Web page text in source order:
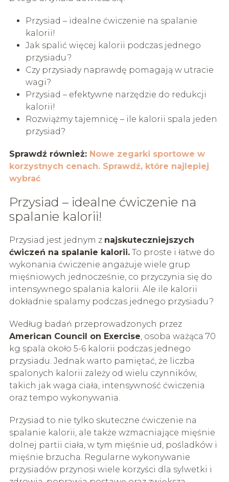
Przysiad – idealne ćwiczenie na spalanie
kalorii!
Jak spalić więcej kalorii podczas jednego
przysiadu?
Czy przysiady naprawdę pomagają w utracie
wagi?
Przysiad – efektywne narzędzie do redukcji
kalorii!
Rozwiążmy tajemnicę – ile kalorii spala jeden
przysiad?
Sprawdź również: Nowe zegarki sportowe w
korzystnych cenach. Sprawdź, które najlepiej
wybrać
Przysiad – idealne ćwiczenie na
spalanie kalorii!
Przysiad jest jednym z najskuteczniejszych
ćwiczeń na spalanie kalorii.To proste i łatwe do
wykonania ćwiczenie angażuje wiele grup
mięśniowych jednocześnie, co przyczynia się do
intensywnego spalania kalorii. Ale ile kalorii
dokładnie spalamy podczas jednego przysiadu?
Według badań przeprowadzonych przez
American Council on Exercise , osoba ważąca 70
kg spala około 5-6 kalorii podczas jednego
przysiadu. Jednak warto pamiętać, że liczba
spalonych kalorii zależy od wielu czynników,
takich jak waga ciała, intensywność ćwiczenia
oraz tempo wykonywania.
Przysiad to nie tylko skuteczne ćwiczenie na
spalanie kalorii, ale także wzmacniające mięśnie
dolnej partii ciała, w tym mięśnie ud, pośladków i
mięśnie brzucha. Regularne wykonywanie
przysiadów przynosi wiele korzyści dla sylwetki i